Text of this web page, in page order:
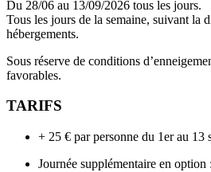
Du 28/06 au 13/09/2026 tous les jours.
Tous les jours de la semaine, suivant la
hébergements.
Sous réserve de conditions
favorables.
TARIFS
+ 25 € par personne du 1er au 13
Journée supplémentaire en option